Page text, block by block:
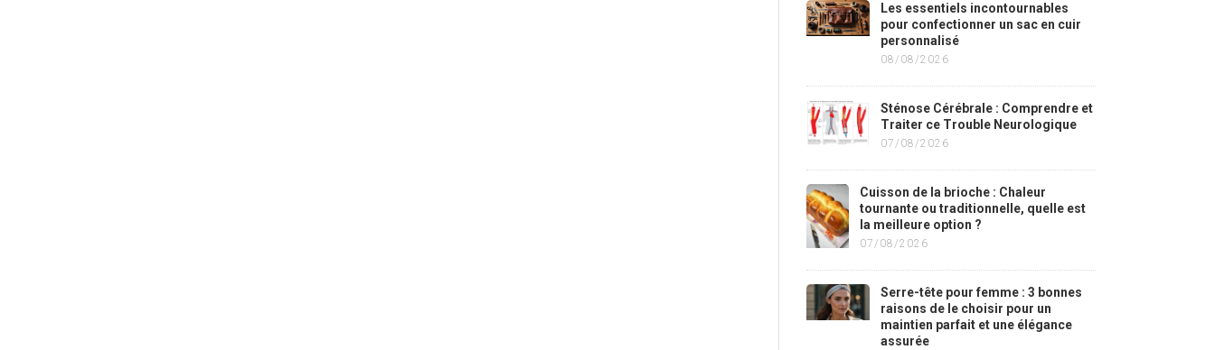
Les essentiels incontournables
pour confectionner un sac en cuir
personnalisé
08/08/2026
Sténose Cérébrale : Comprendre et
Traiter ce Trouble Neurologique
07/08/2026
Cuisson de la brioche : Chaleur
tournante ou traditionnelle, quelle est
la meilleure option ?
07/08/2026
Serre-tête pour femme : 3 bonnes
raisons de le choisir pour un
maintien parfait et une élégance
assurée